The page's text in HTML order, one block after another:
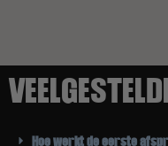
Hoe werkt de eerste